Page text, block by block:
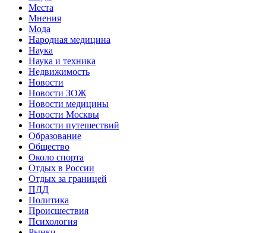
Места
Мнения
Мода
Народная медицина
Наука
Наука и техника
Недвижимость
Новости
Новости ЗОЖ
Новости медицины
Новости Москвы
Новости путешествий
Образование
Общество
Около спорта
Отдых в России
Отдых за границей
ПДД
Политика
Происшествия
Психология